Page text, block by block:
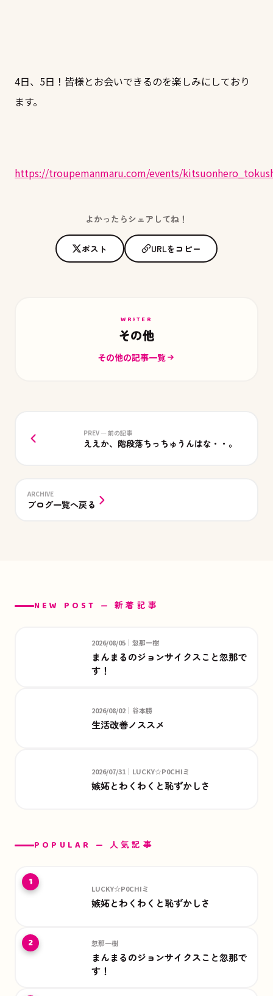
4日、5日！皆様とお会いできるのを楽しみにしており
ます。
https://troupemanmaru.com/events/
よかったらシェアしてね！
ポスト URLをコピー
WRITER
その他
その他の記事一覧
PREV — 前の記事
ええか、階段落ちっちゅうんはな・・。
ARCHIVE
ブログ一覧へ戻る
NEW POST — 新着記事
2026/08/05｜忽那一樹
まんまるのジョンサイクスこと忽那で
す！
2026/08/02｜谷本勝
生活改善ノススメ
2026/07/31｜LUCKY☆P0CHIミ
嫉妬とわくわくと恥ずかしさ
POPULAR — 人気記事
1 LUCKY☆P0CHIミ
嫉妬とわくわくと恥ずかしさ
2 忽那一樹
まんまるのジョンサイクスこと忽那で
す！